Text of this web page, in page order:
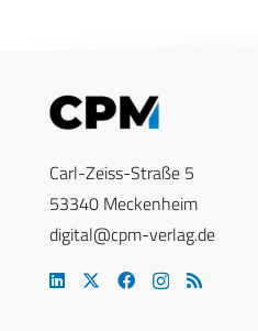
Carl-Zeiss-Straße 5
53340 Meckenheim
digital@cpm-verlag.de